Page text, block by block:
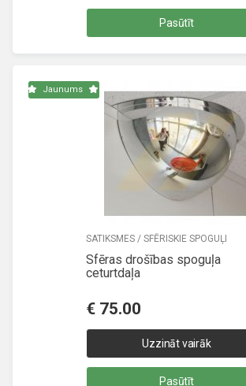
Pasūtīt
SATIKSMES / SFĒRISKIE SPOGUĻI
Sfēras drošības spoguļa
ceturtdaļa
€ 75.00
Uzzināt vairāk
Pasūtīt
Jaunums